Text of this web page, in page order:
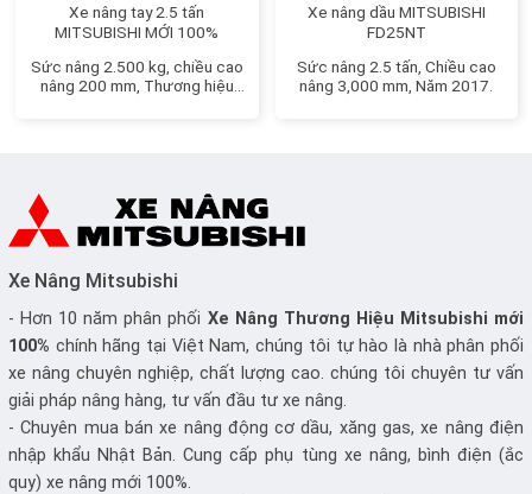
Xe nâng tay 2.5 tấn
MITSUBISHI MỚI 100%
Sức nâng 2.500 kg, chiều cao
nâng 200 mm, Thương hiệu
Xe nâng dầu MITSUBISHI
FD25NT
Sức nâng 2.5 tấn, Chiều cao
nâng 3,000 mm, Năm 2017.
Xe Nâng Mitsubishi
- Hơn 10 năm phân phối Xe Nâng Thương Hiệu Mitsubishi mới
100% chính hãng tại Việt Nam, chúng tôi tự hào là nhà phân phối
xe nâng chuyên nghiệp, chất lượng cao. chúng tôi chuyên tư vấn
giải pháp nâng hàng, tư vấn đầu tư xe nâng.
- Chuyên mua bán xe nâng động cơ dầu, xăng gas, xe nâng điện
nhập khẩu Nhật Bản. Cung cấp phụ tùng xe nâng, bình điện (ắc
quy) xe nâng mới 100%.